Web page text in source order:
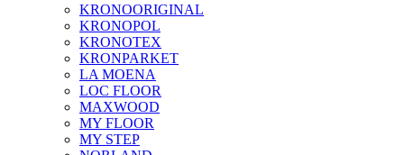
KRONOORIGINAL
KRONOPOL
KRONOTEX
KRONPARKET
LA MOENA
LOC FLOOR
MAXWOOD
MY FLOOR
MY STEP